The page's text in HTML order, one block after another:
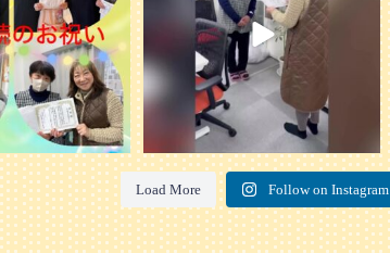
Load More Follow on Instagram